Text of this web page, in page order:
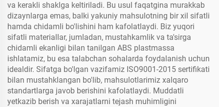
va kerakli shaklga keltiriladi. Bu usul faqatgina murakkab
dizaynlarga emas, balki yakuniy mahsulotning bir xil sifatli
hamda chidamli bo'lishini ham kafolatlaydi. Biz yuqori
sifatli materiallar, jumladan, mustahkamlik va ta'sirga
chidamli ekanligi bilan tanilgan ABS plastmassa
ishlatamiz, bu esa talabchan sohalarda foydalanish uchun
idealdir. Sifatga bo'lgan vazifamiz ISO9001-2015 sertifikati
bilan mustahklangan bo'lib, mahsulotlarimiz xalqaro
standartlarga javob berishini kafolatlaydi. Muddatli
yetkazib berish va xarajatlarni tejash muhimligini